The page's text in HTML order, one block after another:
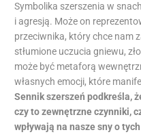
Symbolika szerszenia w
i agresją. Może on
przeciwnika, który chce nam
stłumione uczucia gniewu,
może być metaforą
własnych emocji, które
Sennik szerszeń podkreśla,
czy to zewnętrzne czynniki,
wpływają na nasze sny o